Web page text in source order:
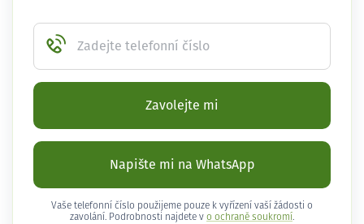
Zadejte telefonní číslo
Zavolejte mi
Napište mi na WhatsApp
Vaše telefonní číslo použijeme pouze k vyřízení vaší žádosti o
zavolání. Podrobnosti najdete v o ochraně soukromí .